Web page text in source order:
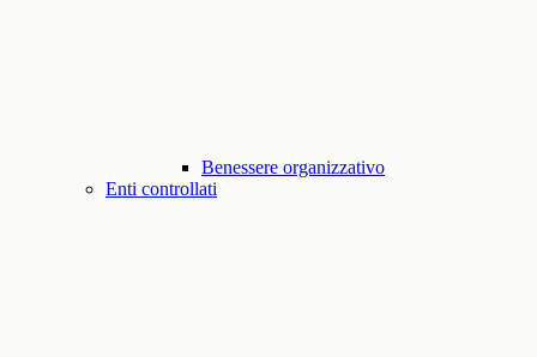
Benessere organizzativo
Enti controllati